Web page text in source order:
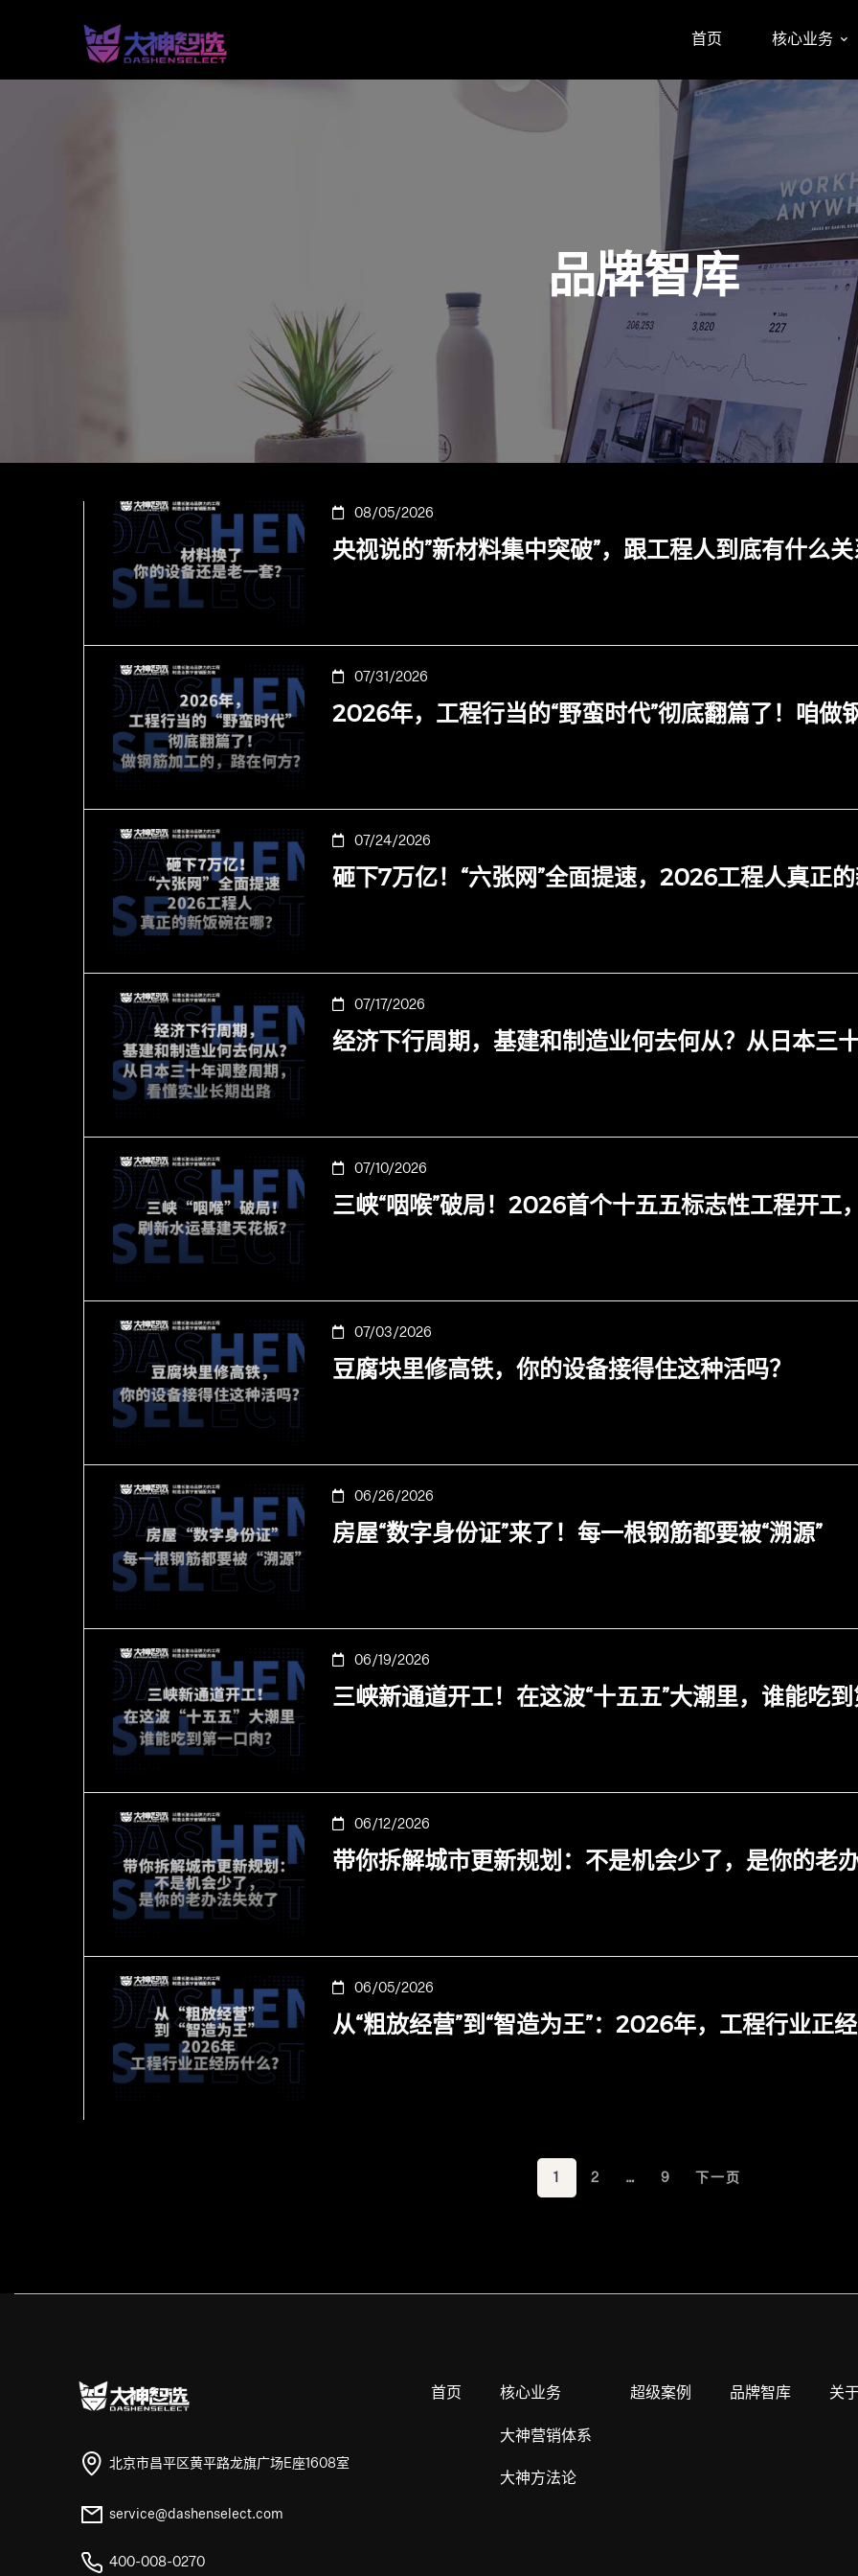
首页 核心业务
品牌智库
08/05/2026
央视说的”新材料集中突破”，跟工程人到底有什么关
07/31/2026
2026年，工程行当的“野蛮时代”彻底翻篇了！咱做
07/24/2026
砸下7万亿！“六张网”全面提速，2026工程人真正的
07/17/2026
经济下行周期，基建和制造业何去何从？从日本三
07/10/2026
三峡“咽喉”破局！2026首个十五五标志性工程开工
07/03/2026
豆腐块里修高铁，你的设备接得住这种活吗？
06/26/2026
房屋“数字身份证”来了！每一根钢筋都要被“溯源”
06/19/2026
三峡新通道开工！在这波“十五五”大潮里，谁能吃到
06/12/2026
带你拆解城市更新规划：不是机会少了，是你的老
06/05/2026
从“粗放经营”到“智造为王”：2026年，工程行业正经
1 2 … 9 下一页
北京市昌平区黄平路龙旗广场E座1608室
service@dashenselect.com
400-008-0270
首页 核心业务
大神营销体系
大神方法论
超级案例 品牌智库 关